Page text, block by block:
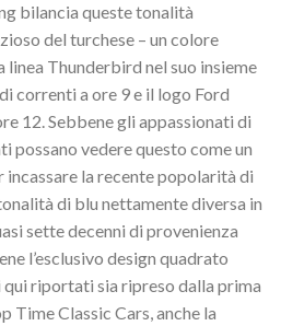
bilancia queste tonalità
del turchese – un colore
Thunderbird nel suo insieme
correnti a ore 9 e il logo Ford
12. Sebbene gli appassionati di
possano vedere questo come un
incassare la recente popolarità di
di blu nettamente diversa in
sette decenni di provenienza
l’esclusivo design quadrato
riportati sia ripreso dalla prima
Time Classic Cars, anche la